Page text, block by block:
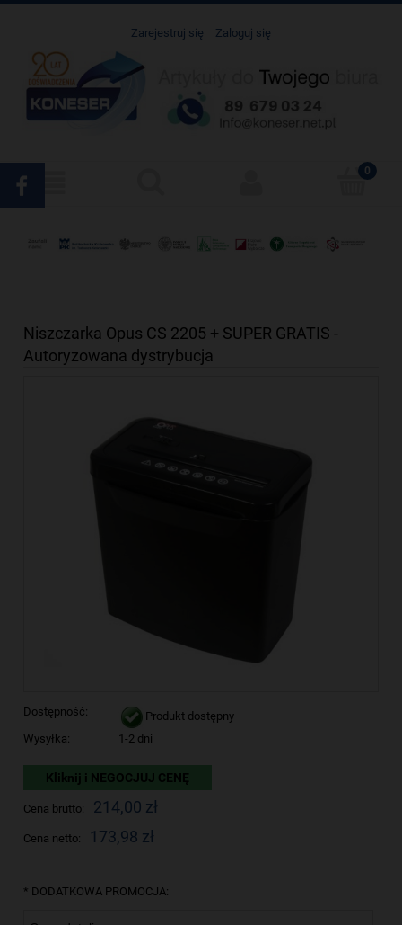
Zarejestruj się Zaloguj się
Niszczarka Opus CS 2205 + SUPER GRATIS -
Autoryzowana dystrybucja
Dostępność:
Produkt dostępny
Wysyłka:
1-2 dni
Kliknij i NEGOCJUJ CENĘ
Cena brutto: 214,00 zł
Cena netto: 173,98 zł
* DODATKOWA PROMOCJA: